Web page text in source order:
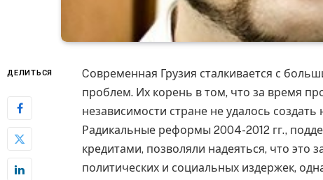
ДЕЛИТЬСЯ
Cовременная Грузия сталкивается с
проблем. Их корень в том, что за время
независимости стране не удалось
Радикальные реформы 2004-2012 гг.,
кредитами, позволяли надеяться, что это
политических и социальных издержек,